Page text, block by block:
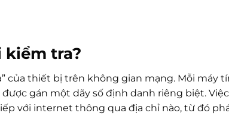
kiểm tra?
của thiết bị trên không gian mạng. Mỗi máy
gán một dãy số định danh riêng biệt.
với internet thông qua địa chỉ nào, từ đó